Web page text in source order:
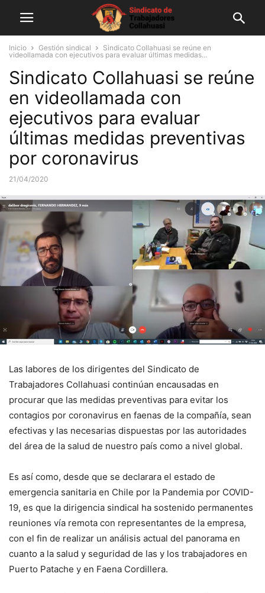
Inicio Gestión sindical
Sindicato Collahuasi se reúne en
videollamada con ejecutivos para evaluar últimas medidas...
Sindicato Collahuasi se reúne
en videollamada con
ejecutivos para evaluar
últimas medidas preventivas
por coronavirus
21/04/2020
Las labores de los dirigentes del Sindicato de
Trabajadores Collahuasi continúan encausadas en
procurar que las medidas preventivas para evitar los
contagios por coronavirus en faenas de la compañía, sean
efectivas y las necesarias dispuestas por las autoridades
del área de la salud de nuestro país como a nivel global.
Es así como, desde que se declarara el estado de
emergencia sanitaria en Chile por la Pandemia por COVID-
19, es que la dirigencia sindical ha sostenido permanentes
reuniones vía remota con representantes de la empresa,
con el fin de realizar un análisis actual del panorama en
cuanto a la salud y seguridad de las y los trabajadores en
Puerto Patache y en Faena Cordillera.